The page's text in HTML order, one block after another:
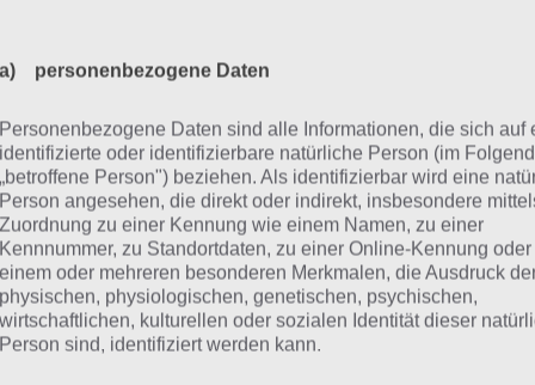
Akcay, welcher in seinem Video sehr gut zeigt, wie
a) personenbezogene Daten
Personenbezogene Daten sind alle Informationen, die sich auf
identifizierte oder identifizierbare natürliche Person (im
„betroffene Person") beziehen. Als identifizierbar wird eine
Person angesehen, die direkt oder indirekt, insbesondere
Zuordnung zu einer Kennung wie einem Namen, zu einer
Kennnummer, zu Standortdaten, zu einer Online-Kennung oder
einem oder mehreren besonderen Merkmalen, die Ausdruck
physischen, physiologischen, genetischen, psychischen,
wirtschaftlichen, kulturellen oder sozialen Identität dieser
Person sind, identifiziert werden kann.